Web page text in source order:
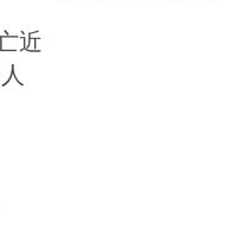
近